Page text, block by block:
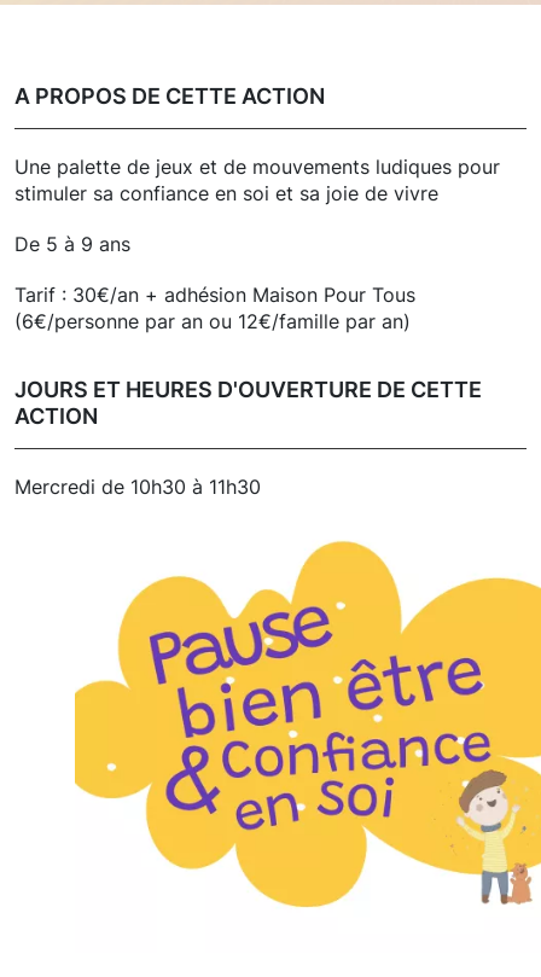
A PROPOS DE CETTE ACTION
Une palette de jeux et de mouvements ludiques pour
stimuler sa confiance en soi et sa joie de vivre
De 5 à 9 ans
Tarif : 30€/an + adhésion Maison Pour Tous
(6€/personne par an ou 12€/famille par an)
JOURS ET HEURES D'OUVERTURE DE CETTE
ACTION
Mercredi de 10h30 à 11h30